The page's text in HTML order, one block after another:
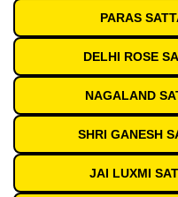
PARAS
DELHI ROSE
NAGALAND
SHRI GANESH
JAI LUXMI